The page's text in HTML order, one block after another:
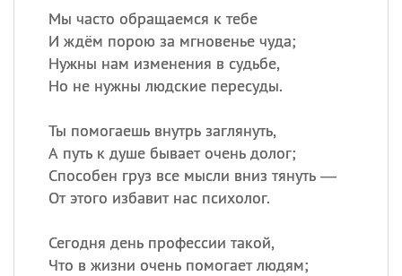
Мы часто обращаемся к тебе
И ждём порою за мгновенье чуда;
Нужны нам изменения в судьбе,
Но не нужны людские пересуды.
Ты помогаешь внутрь заглянуть,
А путь к душе бывает очень долог;
Способен груз все мысли вниз тянуть —
От этого избавит нас психолог.
Сегодня день профессии такой,
Что в жизни очень помогает людям;
11.08 День Святой Клары —
покровительницы
телевидения
Сегодня празднуют именины
Герман,Иван
Анфиса